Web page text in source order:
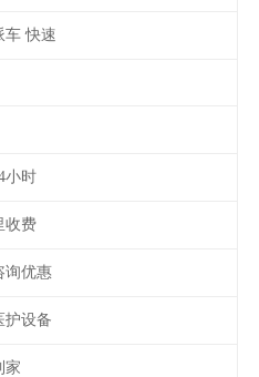
车 快速
小时
收费
询优惠
护设备
家